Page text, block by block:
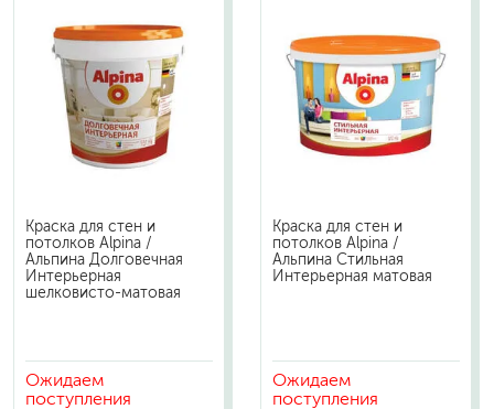
Краска для стен и
потолков Alpina /
Альпина Долговечная
Интерьерная
шелковисто-матовая
Ожидаем
поступления
Краска для стен и
потолков Alpina /
Альпина Стильная
Интерьерная матовая
Ожидаем
поступления